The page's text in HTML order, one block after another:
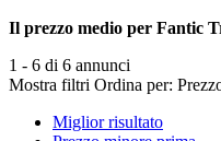
Il prezzo medio per Fantic
1 - 6 di 6 annunci
Mostra filtri Ordina per:
Miglior risultato